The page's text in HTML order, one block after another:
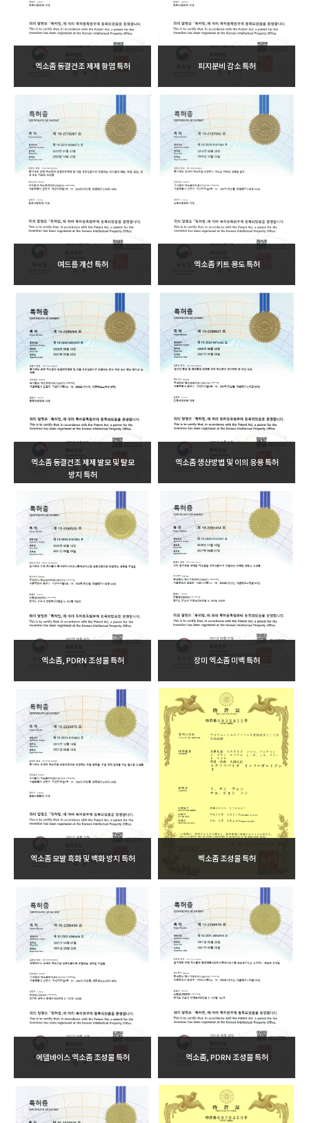
엑소좀 동결건조 제제 항염 특허 피지분비 감소 특허
여드름 개선 특허 엑소좀 키트 용도 특허
엑소좀 동결건조 제제 발모 및 탈모
방지 특허
엑소좀 생산방법 및 이의 응용 특허
엑소좀, PDRN 조성물 특허 장미 엑소좀 미백 특허
엑소좀 모발 흑화 및 백화 방지 특허 벡소좀 조성물 특허
에델바이스 엑소좀 조성물 특허 엑소좀, PDRN 조성물 특허